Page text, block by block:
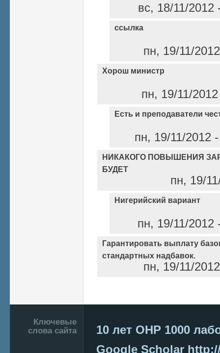
вс, 18/11/
ссылка
пн, 19/11/
Хорош министр
пн, 19/11/
Есть и преподаватели
пн, 19/11/2012
НИКАКОГО ПОВЫШЕНИЯ
БУДЕТ
пн, 19/
Нигерийский вариант
пн, 19/11/
Гарантировать выплату
стандартных надбавок.
пн, 19/11/
Подвал
Ключевые
слова сайта
10 лет ОНР 1000
Google Scholar